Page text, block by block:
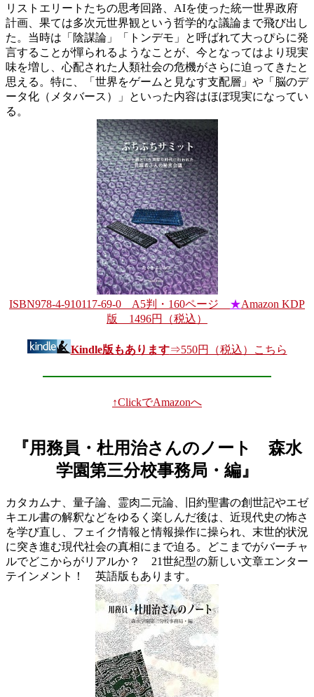
リストエリートたちの思考回路、AIを使った統一世界政府
計画、果ては多次元世界観という哲学的な議論まで飛び出し
た。当時は「陰謀論」「トンデモ」と呼ばれて大っぴらに発
言することが憚られるようなことが、今となってはより現実
味を増し、心配された人類社会の危機がさらに迫ってきたと
思える。特に、「世界をゲームと見なす支配層」や「脳のデ
ータ化（メタバース）」といった内容はほぼ現実になってい
る。
ISBN978-4-910117-69-0 A5判・160ページ ★Amazon KDP
版 1496円（税込）
Kindle版もあります⇒550円（税込）こちら
↑ClickでAmazonへ
『用務員・杜用治さんのノート 森水
学園第三分校事務局・編』
カタカムナ、量子論、霊肉二元論、旧約聖書の創世記やエゼ
キエル書の解釈などをゆるく楽しんだ後は、近現代史の怖さ
を学び直し、フェイク情報と情報操作に操られ、末世的状況
に突き進む現代社会の真相にまで迫る。どこまでがバーチャ
ルでどこからがリアルか？ 21世紀型の新しい文章エンター
テインメント！ 英語版もあります。